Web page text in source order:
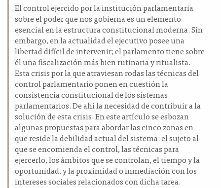
El control ejercido por la institución parlamentaria
sobre el poder que nos gobierna es un elemento
esencial en la estructura constitucional moderna. Sin
embargo, en la actualidad el ejecutivo posee una
libertad difícil de intervenir; el parlamento tiene sobre
él una fiscalización más bien rutinaria y ritualista.
Esta crisis por la que atraviesan rodas las técnicas del
control parlamentario ponen en cuestión la
consistencia constitucional de los sistemas
parlamentarios. De ahí la necesidad de contribuir a la
solución de esta crisis. En este artículo se esbozan
algunas propuestas para abordar las cinco zonas en
que reside la debilidad actual del sistema: el sujeto al
que se encomienda el control, las técnicas para
ejercerlo, los ámbitos que se controlan, el tiempo y la
oportunidad, y la proximidad o inmediación con los
intereses sociales relacionados con dicha tarea.